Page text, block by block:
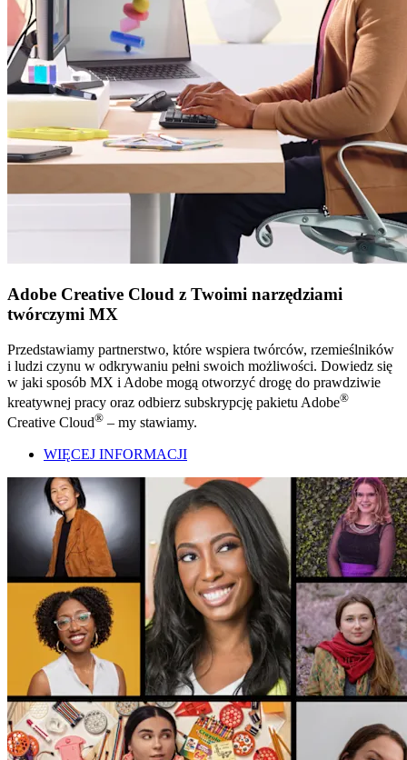
Adobe Creative Cloud z Twoimi narzędziami
twórczymi MX
Przedstawiamy partnerstwo, które wspiera twórców, rzemieślników
i ludzi czynu w odkrywaniu pełni swoich możliwości. Dowiedz się
w jaki sposób MX i Adobe mogą otworzyć drogę do prawdziwie
kreatywnej pracy oraz odbierz subskrypcję pakietu Adobe®
Creative Cloud® – my stawiamy.
WIĘCEJ INFORMACJI